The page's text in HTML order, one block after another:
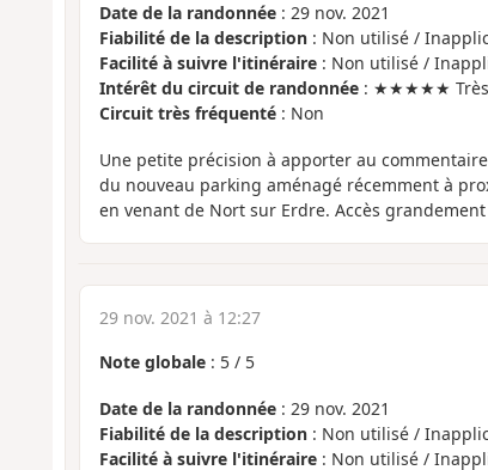
Date de la randonnée: 29 nov. 2021
Fiabilité de la description: Non utilisé /
Facilité à suivre l'itinéraire: Non utilisé /
Intérêt du circuit de randonnée: ★★★★★ Très
Circuit très fréquenté: Non
Une petite précision à apporter au
du nouveau parking aménagé récemment à
en venant de Nort sur Erdre. Accès
29 nov. 2021 à 12:27
Note globale: 5/ 5
Date de la randonnée: 29 nov. 2021
Fiabilité de la description: Non utilisé /
Facilité à suivre l'itinéraire: Non utilisé /